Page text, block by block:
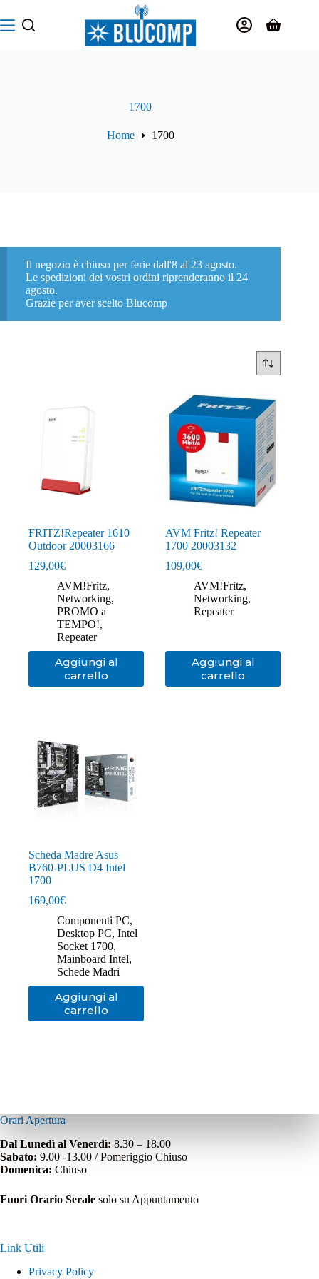
al
contenuto
Carrello
1700
Home 1700
Il negozio è chiuso per ferie dall'8 al 23 agosto.
Le spedizioni dei vostri ordini riprenderanno il 24
agosto.
Grazie per aver scelto Blucomp
FRITZ!Repeater 1610
Outdoor 20003166
129,00€
AVM!Fritz,
Networking,
PROMO a
TEMPO!,
Repeater
Aggiungi al
carrello
AVM Fritz! Repeater
1700 20003132
109,00€
AVM!Fritz,
Networking,
Repeater
Aggiungi al
carrello
Scheda Madre Asus
B760-PLUS D4 Intel
1700
169,00€
Componenti PC,
Desktop PC, Intel
Socket 1700,
Mainboard Intel,
Schede Madri
Aggiungi al
carrello
Orari Apertura
Dal Lunedì al Venerdì: 8.30 – 18.00
Sabato: 9.00 -13.00 / Pomeriggio Chiuso
Domenica: Chiuso
Fuori Orario Serale solo su Appuntamento
Link Utili
Privacy Policy